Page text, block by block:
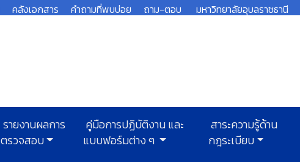
คลังเอกสาร คำถามที่พบบ่อย ถาม-ตอบ มหาวิทยาลัยอุบลราชธานี
รายงานผลการ
ตรวจสอบ
คู่มือการปฏิบัติงาน และ
แบบฟอร์มต่าง ๆ
สาระความรู้ด้าน
กฎระเบียบ